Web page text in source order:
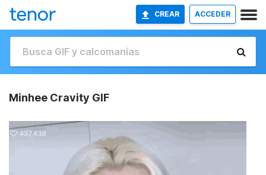
CREAR ACCEDER
Minhee Cravity GIF